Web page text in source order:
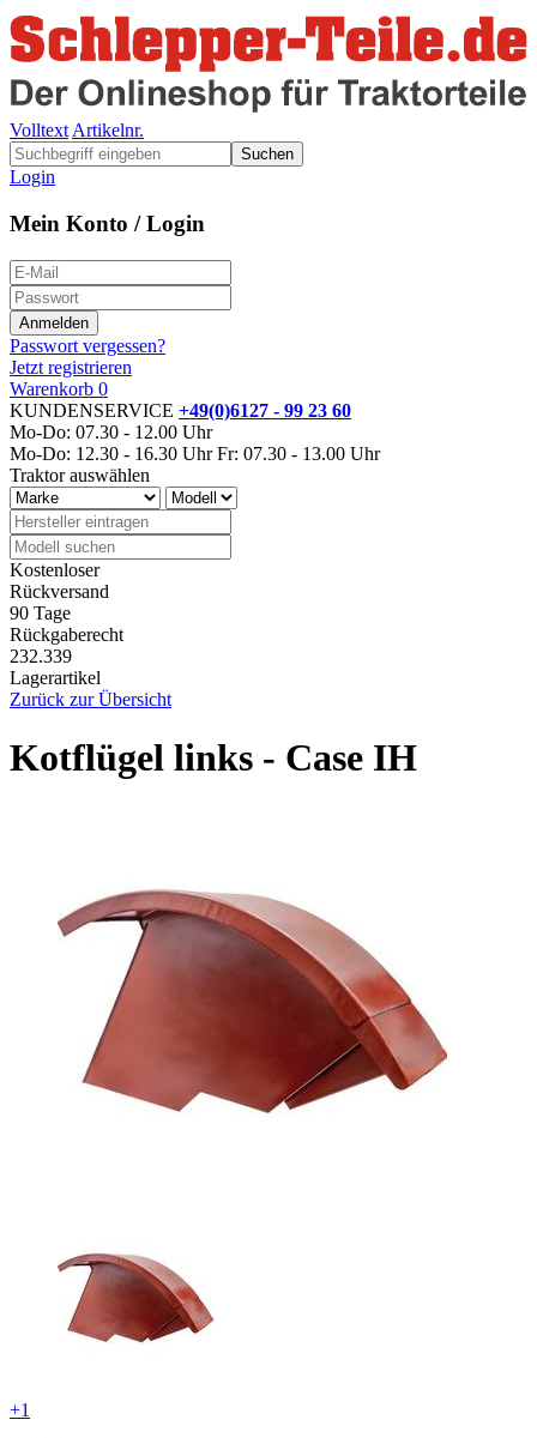
Volltext Artikelnr.
Suchen
Login
Mein Konto / Login
Passwort vergessen?
Jetzt registrieren
Warenkorb 0
KUNDENSERVICE +49(0)6127 - 99 23 60
Mo-Do: 07.30 - 12.00 Uhr
Mo-Do: 12.30 - 16.30 Uhr Fr: 07.30 - 13.00 Uhr
Traktor auswählen
Kostenloser
Rückversand
90 Tage
Rückgaberecht
232.339
Lagerartikel
Zurück zur Übersicht
Kotflügel links - Case IH
+1